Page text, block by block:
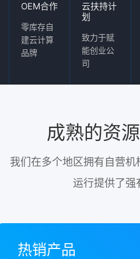
OEM合作
零库存自
建云计算
品牌
云扶持计
划
致力于赋
能创业公
司
成熟的资
我们在多个地区拥有自营
运行提供了强
热销产品